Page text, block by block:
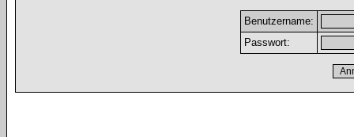
Benutzername:
Passwort: